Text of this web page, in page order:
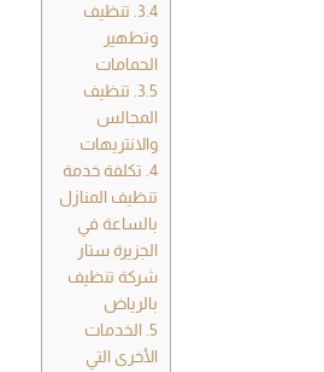
3.4. تنظيف
وتطهير
الحمامات
3.5. تنظيف
المجالس
والانتريهات
4. تكلفة خدمة
تنظيف المنازل
بالساعة في
الجزيرة ستار
شركة تنظيف
بالرياض
5. الخدمات
الأخرى التي